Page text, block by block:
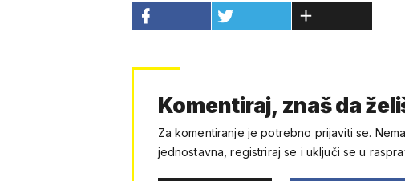
Komentiraj, znaš da
Za komentiranje je potrebno prijaviti se.
jednostavna, registriraj se i uključi se u